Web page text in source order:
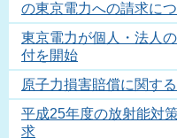
の東京電力への請求に
東京電力が個人・法人
付を開始
原子力損害賠償に関す
平成25年度の放射能対
求